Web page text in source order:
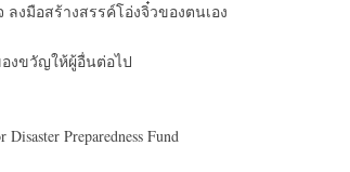
งมือสร้างสรรค์โอ่งจิ๋วของตนเอง
องขวัญให้ผู้อื่นต่อไป
Preparedness Fund